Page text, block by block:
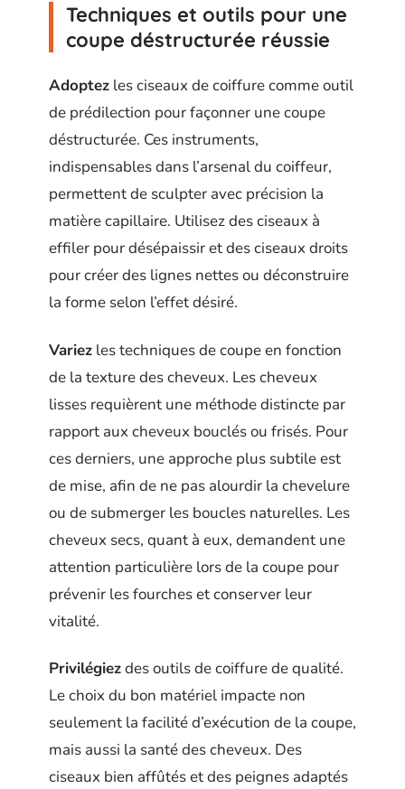
Techniques et outils pour une
coupe déstructurée réussie
Adoptez les ciseaux de coiffure comme outil
de prédilection pour façonner une coupe
déstructurée. Ces instruments,
indispensables dans l’arsenal du coiffeur,
permettent de sculpter avec précision la
matière capillaire. Utilisez des ciseaux à
effiler pour désépaissir et des ciseaux droits
pour créer des lignes nettes ou déconstruire
la forme selon l’effet désiré.
Variez les techniques de coupe en fonction
de la texture des cheveux. Les cheveux
lisses requièrent une méthode distincte par
rapport aux cheveux bouclés ou frisés. Pour
ces derniers, une approche plus subtile est
de mise, afin de ne pas alourdir la chevelure
ou de submerger les boucles naturelles. Les
cheveux secs, quant à eux, demandent une
attention particulière lors de la coupe pour
prévenir les fourches et conserver leur
vitalité.
Privilégiezdes outils de coiffure de qualité.
Le choix du bon matériel impacte non
seulement la facilité d’exécution de la coupe,
mais aussi la santé des cheveux. Des
ciseaux bien affûtés et des peignes adaptés